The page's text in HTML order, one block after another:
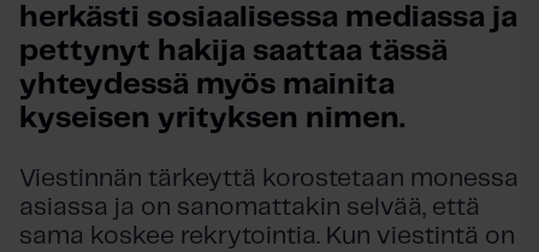
herkästi sosiaalisessa mediassa ja
pettynyt hakija saattaa tässä
yhteydessä myös mainita
kyseisen yrityksen nimen.
Viestinnän tärkeyttä korostetaan monessa
asiassa ja on sanomattakin selvää, että
sama koskee rekrytointia. Kun viestintä on